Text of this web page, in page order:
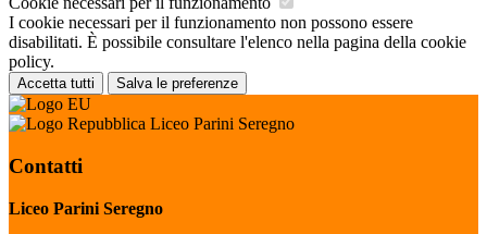
I cookie necessari per il funzionamento non possono essere
disabilitati. È possibile consultare l'elenco nella pagina della cookie
policy.
Accetta tutti Salva le preferenze
Liceo Parini Seregno
Contatti
Liceo Parini Seregno